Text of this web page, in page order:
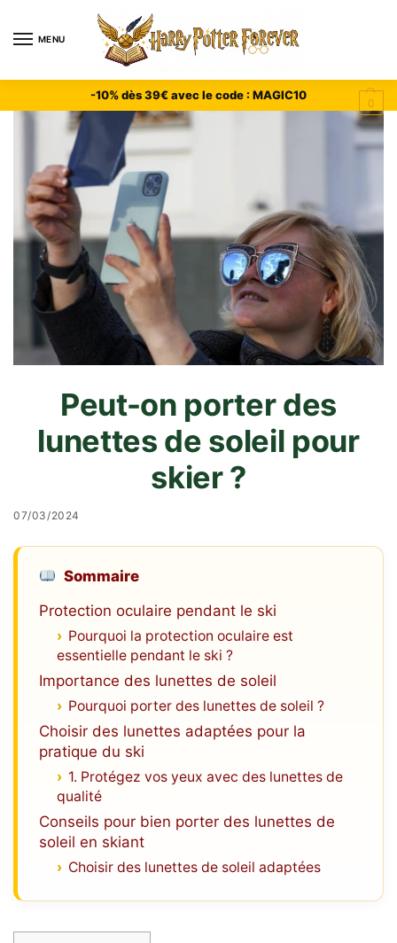
MENU
0
-10% dès 39€ avec le code : MAGIC10
Peut-on porter des
lunettes de soleil pour
skier ?
07/03/2024
Sommaire
Protection oculaire pendant le ski
Pourquoi la protection oculaire est
essentielle pendant le ski ?
Importance des lunettes de soleil
Pourquoi porter des lunettes de soleil ?
Choisir des lunettes adaptées pour la
pratique du ski
1. Protégez vos yeux avec des lunettes de
qualité
Conseils pour bien porter des lunettes de
soleil en skiant
Choisir des lunettes de soleil adaptées